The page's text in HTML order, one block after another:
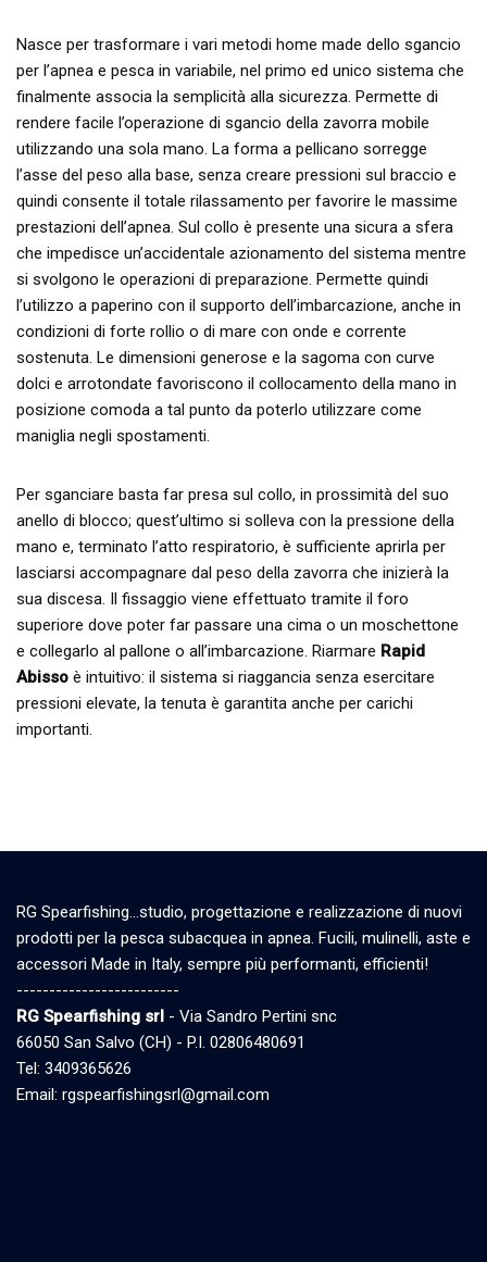
Nasce per trasformare i vari metodi home made dello sgancio
per l’apnea e pesca in variabile, nel primo ed unico sistema che
finalmente associa la semplicità alla sicurezza. Permette di
rendere facile l’operazione di sgancio della zavorra mobile
utilizzando una sola mano. La forma a pellicano sorregge
l’asse del peso alla base, senza creare pressioni sul braccio e
quindi consente il totale rilassamento per favorire le massime
prestazioni dell’apnea. Sul collo è presente una sicura a sfera
che impedisce un’accidentale azionamento del sistema mentre
si svolgono le operazioni di preparazione. Permette quindi
l’utilizzo a paperino con il supporto dell’imbarcazione, anche in
condizioni di forte rollio o di mare con onde e corrente
sostenuta. Le dimensioni generose e la sagoma con curve
dolci e arrotondate favoriscono il collocamento della mano in
posizione comoda a tal punto da poterlo utilizzare come
maniglia negli spostamenti.
Per sganciare basta far presa sul collo, in prossimità del suo
anello di blocco; quest’ultimo si solleva con la pressione della
mano e, terminato l’atto respiratorio, è sufficiente aprirla per
lasciarsi accompagnare dal peso della zavorra che inizierà la
sua discesa. Il fissaggio viene effettuato tramite il foro
superiore dove poter far passare una cima o un moschettone
e collegarlo al pallone o all’imbarcazione. Riarmare Rapid
Abisso è intuitivo: il sistema si riaggancia senza esercitare
pressioni elevate, la tenuta è garantita anche per carichi
importanti.
RG Spearfishing…studio, progettazione e realizzazione di nuovi
prodotti per la pesca subacquea in apnea. Fucili, mulinelli, aste e
accessori Made in Italy, sempre più performanti, efficienti!
-------------------------
RG Spearfishing srl - Via Sandro Pertini snc
66050 San Salvo (CH) - P.I. 02806480691
Tel: 3409365626
Email: rgspearfishingsrl@gmail.com